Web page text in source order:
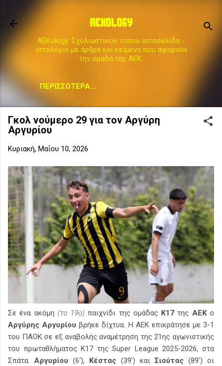
AEKOLOGY
AEKology. Σχολιαστικού τύπου ιστοσελίδα -
ιστολόγιο με άρθρα και κείμενα που αφορούν
την ομάδα της ΑΕΚ.
ΠΕΡΙΣΣΌΤΕΡΑ…
Γκολ νούμερο 29 για τον Αργύρη
Αργυρίου
Κυριακή, Μαΐου 10, 2026
Σε ένα ακόμη (το 19ο) παιχνίδι της ομάδας Κ17 της ΑΕΚο
Αργύρης Αργυρίου βρήκε δίχτυα. Η ΑΕΚ επικράτησε με 3-1
του ΠΑΟΚ σε εξ αναβολής αναμέτρηση της 21ης αγωνιστικής
του πρωταθλήματος Κ17 της Super League 2025-2026, στα
Σπάτα. Αργυρίου (6'), Κέστας (39') και Σιούτας (89') οι